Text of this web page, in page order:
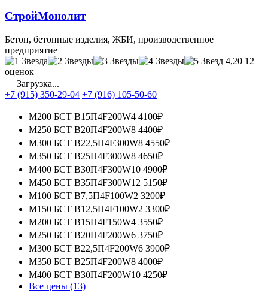
СтройМонолит
Бетон, бетонные изделия, ЖБИ, производственное
предприятие
4,20 12
оценок
Загрузка...
+7 (915) 350-29-04 +7 (916) 105-50-60
М200 БСТ В15П4F200W4 4100₽
М250 БСТ В20П4F200W8 4400₽
М300 БСТ В22,5П4F300W8 4550₽
М350 БСТ В25П4F300W8 4650₽
М400 БСТ В30П4F300W10 4900₽
М450 БСТ В35П4F300W12 5150₽
М100 БСТ В7,5П4F100W2 3200₽
М150 БСТ В12,5П4F100W2 3300₽
М200 БСТ В15П4F150W4 3550₽
М250 БСТ В20П4F200W6 3750₽
М300 БСТ В22,5П4F200W6 3900₽
М350 БСТ В25П4F200W8 4000₽
М400 БСТ В30П4F200W10 4250₽
Все цены (13)